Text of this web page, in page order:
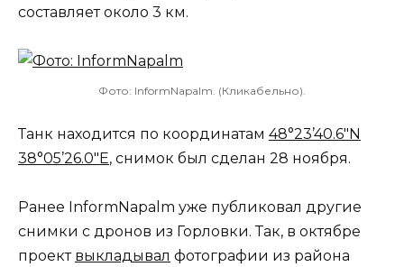
составляет около 3 км.
Фото: InformNapalm. (Кликабельно).
Танк находится по координатам 48°23’40.6″N
38°05’26.0″E, снимок был сделан 28 ноября.
Ранее InformNapalm уже публиковал другие
снимки с дронов из Горловки. Так, в октябре
проект выкладывал фотографии из района